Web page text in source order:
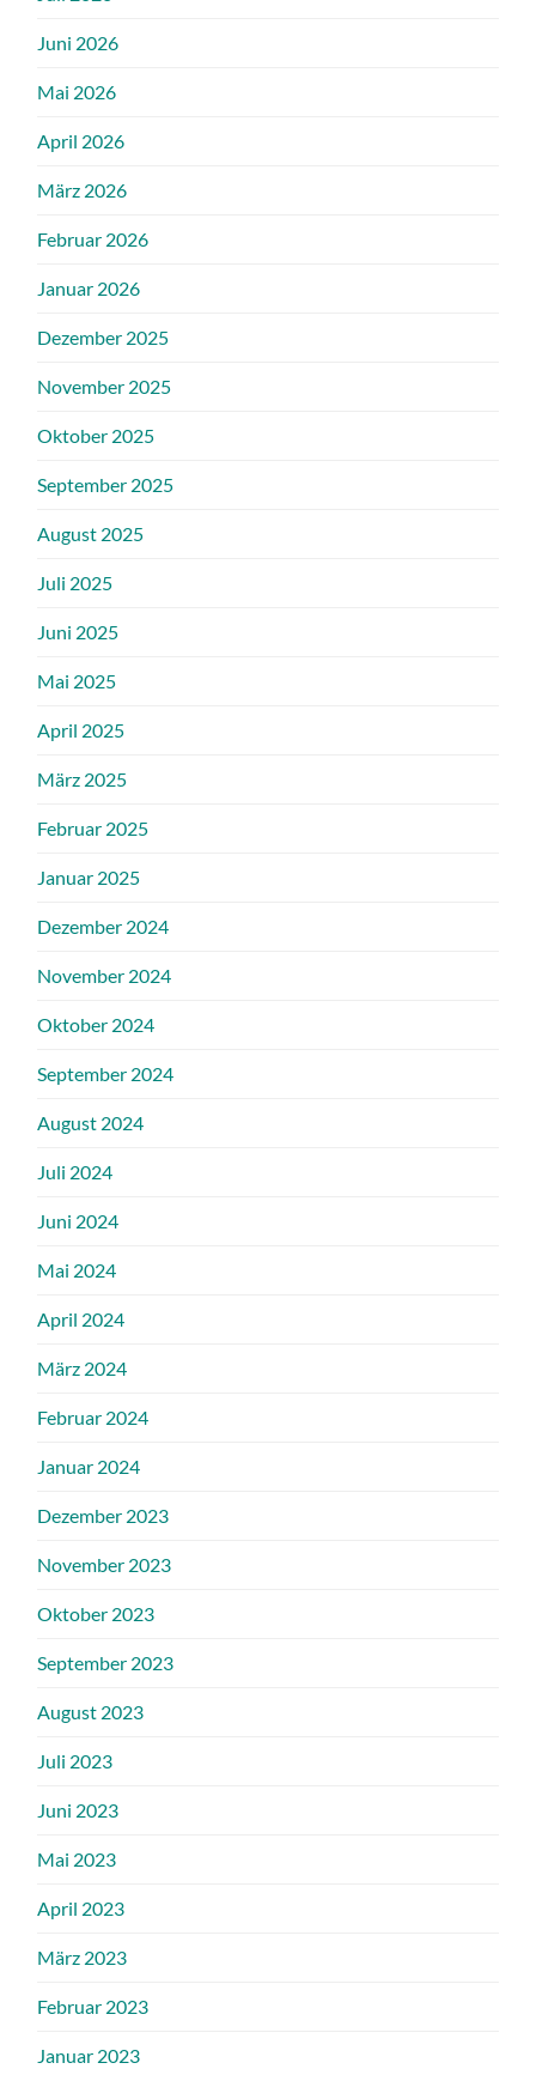
Juni 2026
Mai 2026
April 2026
März 2026
Februar 2026
Januar 2026
Dezember 2025
November 2025
Oktober 2025
September 2025
August 2025
Juli 2025
Juni 2025
Mai 2025
April 2025
März 2025
Februar 2025
Januar 2025
Dezember 2024
November 2024
Oktober 2024
September 2024
August 2024
Juli 2024
Juni 2024
Mai 2024
April 2024
März 2024
Februar 2024
Januar 2024
Dezember 2023
November 2023
Oktober 2023
September 2023
August 2023
Juli 2023
Juni 2023
Mai 2023
April 2023
März 2023
Februar 2023
Januar 2023